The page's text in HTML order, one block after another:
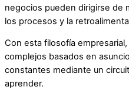
negocios pueden dirigirse de
los procesos y la
Con esta filosofía
complejos basados en
constantes mediante un
aprender.